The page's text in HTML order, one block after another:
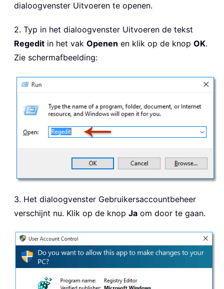
dialoogvenster Uitvoeren te openen.
2. Typ in het dialoogvenster Uitvoeren de tekst
Regedit in het vak Openen en klik op de knop OK.
Zie schermafbeelding:
3. Het dialoogvenster Gebruikersaccountbeheer
verschijnt nu. Klik op de knop Ja om door te gaan.